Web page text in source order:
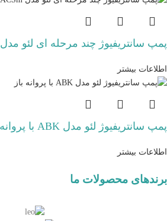
پمپ سانتریفیوژ چند مرحله ای لئو مدل ACSm
اطلاعات بیشتر
پمپ سانتریفیوژ لئو مدل ABK با پروانه باز
اطلاعات بیشتر
برندهای محصولات ما